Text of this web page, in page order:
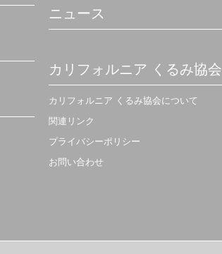
ニュース
カリフォルニア くるみ協会
カリフォルニア くるみ協会について
関連リンク
プライバシーポリシー
お問い合わせ